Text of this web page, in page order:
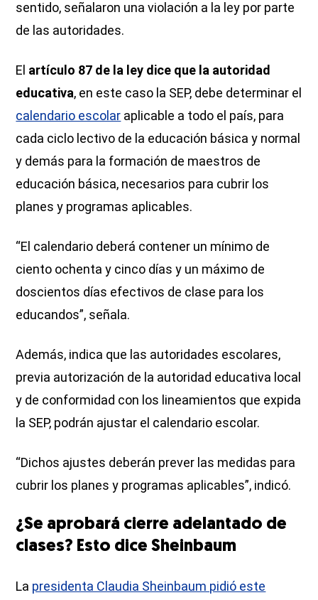
sentido, señalaron una violación a la ley por parte
de las autoridades.
El artículo 87 de la ley dice que la autoridad
educativa, en este caso la SEP, debe determinar el
calendario escolar aplicable a todo el país, para
cada ciclo lectivo de la educación básica y normal
y demás para la formación de maestros de
educación básica, necesarios para cubrir los
planes y programas aplicables.
“El calendario deberá contener un mínimo de
ciento ochenta y cinco días y un máximo de
doscientos días efectivos de clase para los
educandos”, señala.
Además, indica que las autoridades escolares,
previa autorización de la autoridad educativa local
y de conformidad con los lineamientos que expida
la SEP, podrán ajustar el calendario escolar.
“Dichos ajustes deberán prever las medidas para
cubrir los planes y programas aplicables”, indicó.
¿Se aprobará cierre adelantado de
clases? Esto dice Sheinbaum
La presidenta Claudia Sheinbaum pidió este